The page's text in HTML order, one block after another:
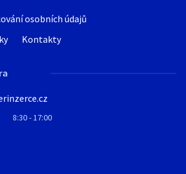
osobních údajů
Kontakty
8:30 - 17:00